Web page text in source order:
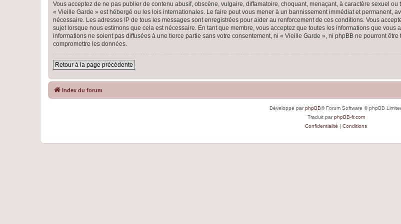
Vous acceptez de ne pas publier de contenu abusif, obscène, vulgaire, diffamatoire, choquant, menaçant, à caractère sexuel
« Vieille Garde » est hébergé ou les lois internationales. Le faire peut vous mener à un bannissement immédiat et permanent,
nécessaire. Les adresses IP de tous les messages sont enregistrées pour aider au renforcement de ces conditions. Vous
sujet lorsque nous estimons que cela est nécessaire. En tant que membre, vous acceptez que toutes les informations que
informations ne soient pas diffusées à une tierce partie sans votre consentement, ni « Vieille Garde », ni phpBB ne pourront
compromettre les données.
Retour à la page précédente
Index du forum
Développé parphpBB® Forum Software © phpBB
Traduit parphpBB-fr.com
Confidentialité | Conditions